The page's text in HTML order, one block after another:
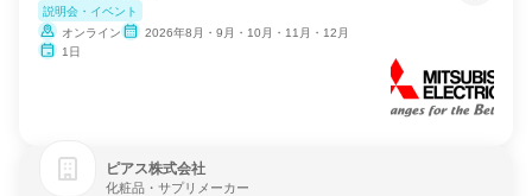
説明会・イベント
オンライン
2026年8月・9月・10月・11月・12月
1日
ピアス株式会社
化粧品・サプリメーカー